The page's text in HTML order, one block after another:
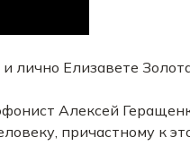
Елизавете
Алексей
причастному к